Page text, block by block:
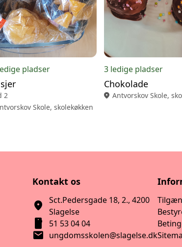
pladser
2
Skole, skolekøkken
3 ledige pladser
Chokolade
location_on Antvorskov Skole,
Kontakt os
location_on
Sct.Pedersgade 18, 2., 4200
Slagelse
smartphone 51 53 04 04
mail ungdomsskolen@slagelse.dk